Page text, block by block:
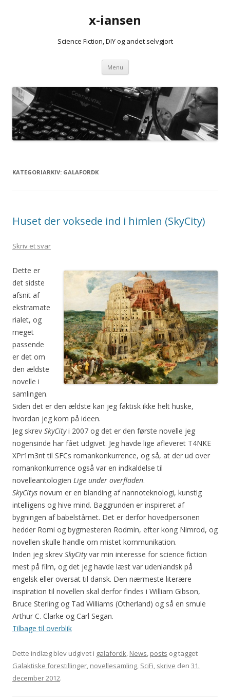
x-iansen
Science Fiction, DIY og andet selvgjort
Menu Hop
indhold
KATEGORIARKIV: GALAFORDK
Huset der voksede ind i himlen (SkyCity)
Skriv et svar
Dette er
det sidste
afsnit af
ekstramate
rialet, og
meget
passende
er det om
den ældste
novelle i
samlingen.
Siden det er den ældste kan jeg faktisk ikke helt huske,
hvordan jeg kom på ideen.
Jeg skrev SkyCityi 2007 og det er den første novelle jeg
nogensinde har fået udgivet. Jeg havde lige afleveret T4NKE
XPr1m3nt til SFCs romankonkurrence, og så, at der ud over
romankonkurrence også var en indkaldelse til
novelleantologien Lige under overfladen.
SkyCitys novum er en blanding af nannoteknologi, kunstig
intelligens og hive mind. Baggrunden er inspireret af
bygningen af babelstårnet. Det er derfor hovedpersonen
hedder Romi og bygmesteren Rodmin, efter kong Nimrod, og
novellen skulle handle om mistet kommunikation.
Inden jeg skrev SkyCityvar min interesse for science fiction
mest på film, og det jeg havde læst var udenlandsk på
engelsk eller oversat til dansk. Den nærmeste literære
inspiration til novellen skal derfor findes i William Gibson,
Bruce Sterling og Tad Williams (Otherland) og så en smule
Arthur C. Clarke og Carl Segan.
Tilbage til overblik
Dette indlæg blev udgivet i galafordk, News, posts og tagget
Galaktiske forestillinger, novellesamling, SciFi, skrive den 31.
december 2012.